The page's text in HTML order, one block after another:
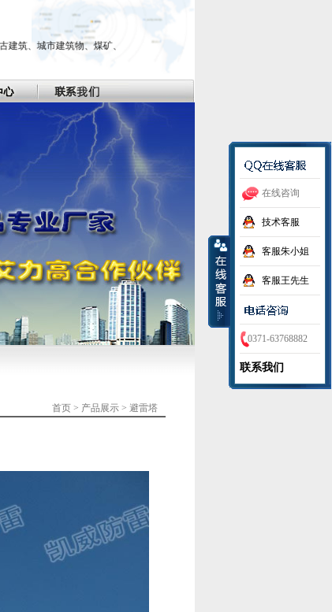
、煤矿、工业企业等行业的直击雷防护和信息系统防雷系统。避雷针、接
防雷和建筑物直击雷防护。 郑州凯威防雷是河南省防雷协会理事单位，是
首页 > 产品展示 > 避雷塔
在线咨询
技术客服
客服朱小姐
客服王先生
0371-63768882
联系我们